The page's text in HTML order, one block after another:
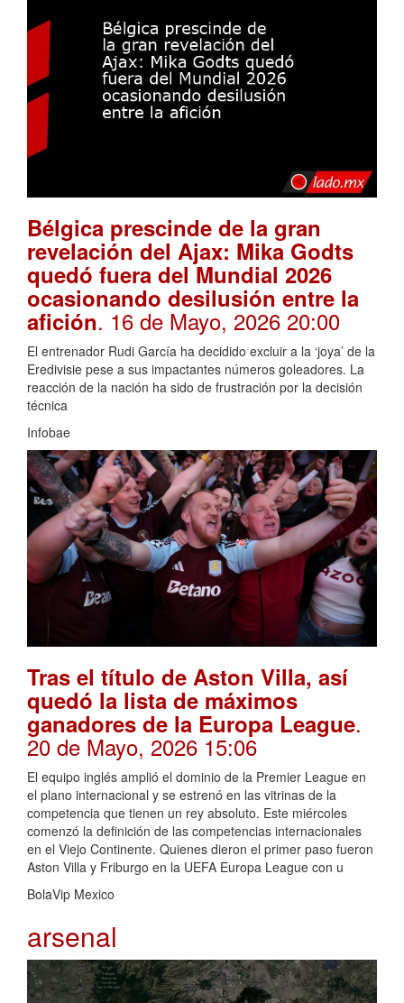
Bélgica prescinde de la gran
revelación del Ajax: Mika Godts
quedó fuera del Mundial 2026
ocasionando desilusión entre la
afición. 16 de Mayo, 2026 20:00
El entrenador Rudi García ha decidido excluir a la ‘joya’ de la
Eredivisie pese a sus impactantes números goleadores. La
reacción de la nación ha sido de frustración por la decisión
técnica
Infobae
Tras el título de Aston Villa, así
quedó la lista de máximos
ganadores de la Europa League.
20 de Mayo, 2026 15:06
El equipo inglés amplió el dominio de la Premier League en
el plano internacional y se estrenó en las vitrinas de la
competencia que tienen un rey absoluto. Este miércoles
comenzó la definición de las competencias internacionales
en el Viejo Continente. Quienes dieron el primer paso fueron
Aston Villa y Friburgo en la UEFA Europa League con u
BolaVip Mexico
arsenal